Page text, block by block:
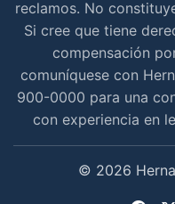
reclamos. No
Si cree que tiene
compensación
comuníquese con
900-0000 para una
con experiencia en
© 2026